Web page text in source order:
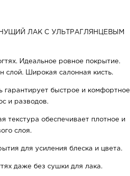
ЛАК С УЛЬТРАГЛЯНЦЕВЫМ
Идеальное ровное покрытие.
слой. Широкая салонная кисть.
гарантирует быстрое и комфортное
и разводов.
текстура обеспечивает плотное и
слоя.
для усиления блеска и цвета.
даже без сушки для лака.